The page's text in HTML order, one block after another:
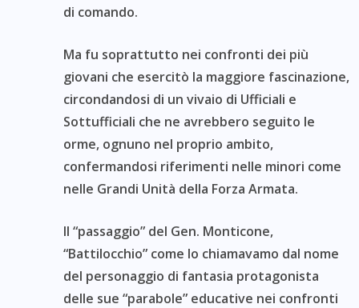
di comando.
Ma fu soprattutto nei confronti dei più
giovani che esercitò la maggiore fascinazione,
circondandosi di un vivaio di Ufficiali e
Sottufficiali che ne avrebbero seguito le
orme, ognuno nel proprio ambito,
confermandosi riferimenti nelle minori come
nelle Grandi Unità della Forza Armata.
Il “passaggio” del Gen. Monticone,
“Battilocchio” come lo chiamavamo dal nome
del personaggio di fantasia protagonista
delle sue “parabole” educative nei confronti